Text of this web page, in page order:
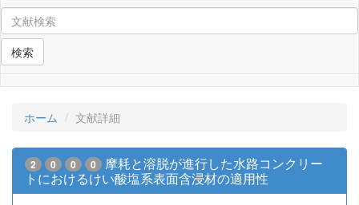
検索
ホーム 文献詳細
2 0 0 0
摩耗と溶脱が進行した水路コンクリー
トにおけるけい酸塩系表面含浸材の適用性